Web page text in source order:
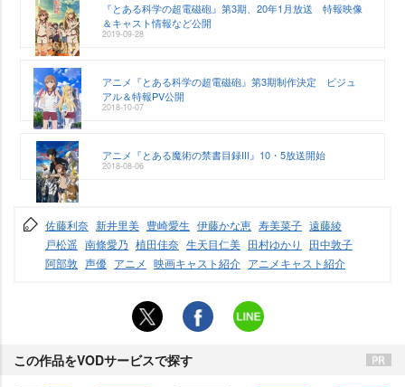
『とある科学の超電磁砲』第3期、20年1月放送 特報映像
＆キャスト情報など公開
2019-09-28
アニメ『とある科学の超電磁砲』第3期制作決定 ビジュ
アル＆特報PV公開
2018-10-07
アニメ『とある魔術の禁書目録III』10・5放送開始
2018-08-06
佐藤利奈 新井里美 豊崎愛生 伊藤かな恵 寿美菜子 遠藤綾
戸松遥 南條愛乃 植田佳奈 生天目仁美 田村ゆかり
田中敦子
阿部敦 声優 アニメ 映画キャスト紹介 アニメキャスト紹介
この作品をVODサービスで探す